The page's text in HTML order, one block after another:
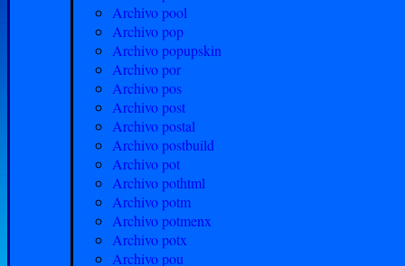
Archivo pool
Archivo pop
Archivo popupskin
Archivo por
Archivo pos
Archivo post
Archivo postal
Archivo postbuild
Archivo pot
Archivo pothtml
Archivo potm
Archivo potmenx
Archivo potx
Archivo pou